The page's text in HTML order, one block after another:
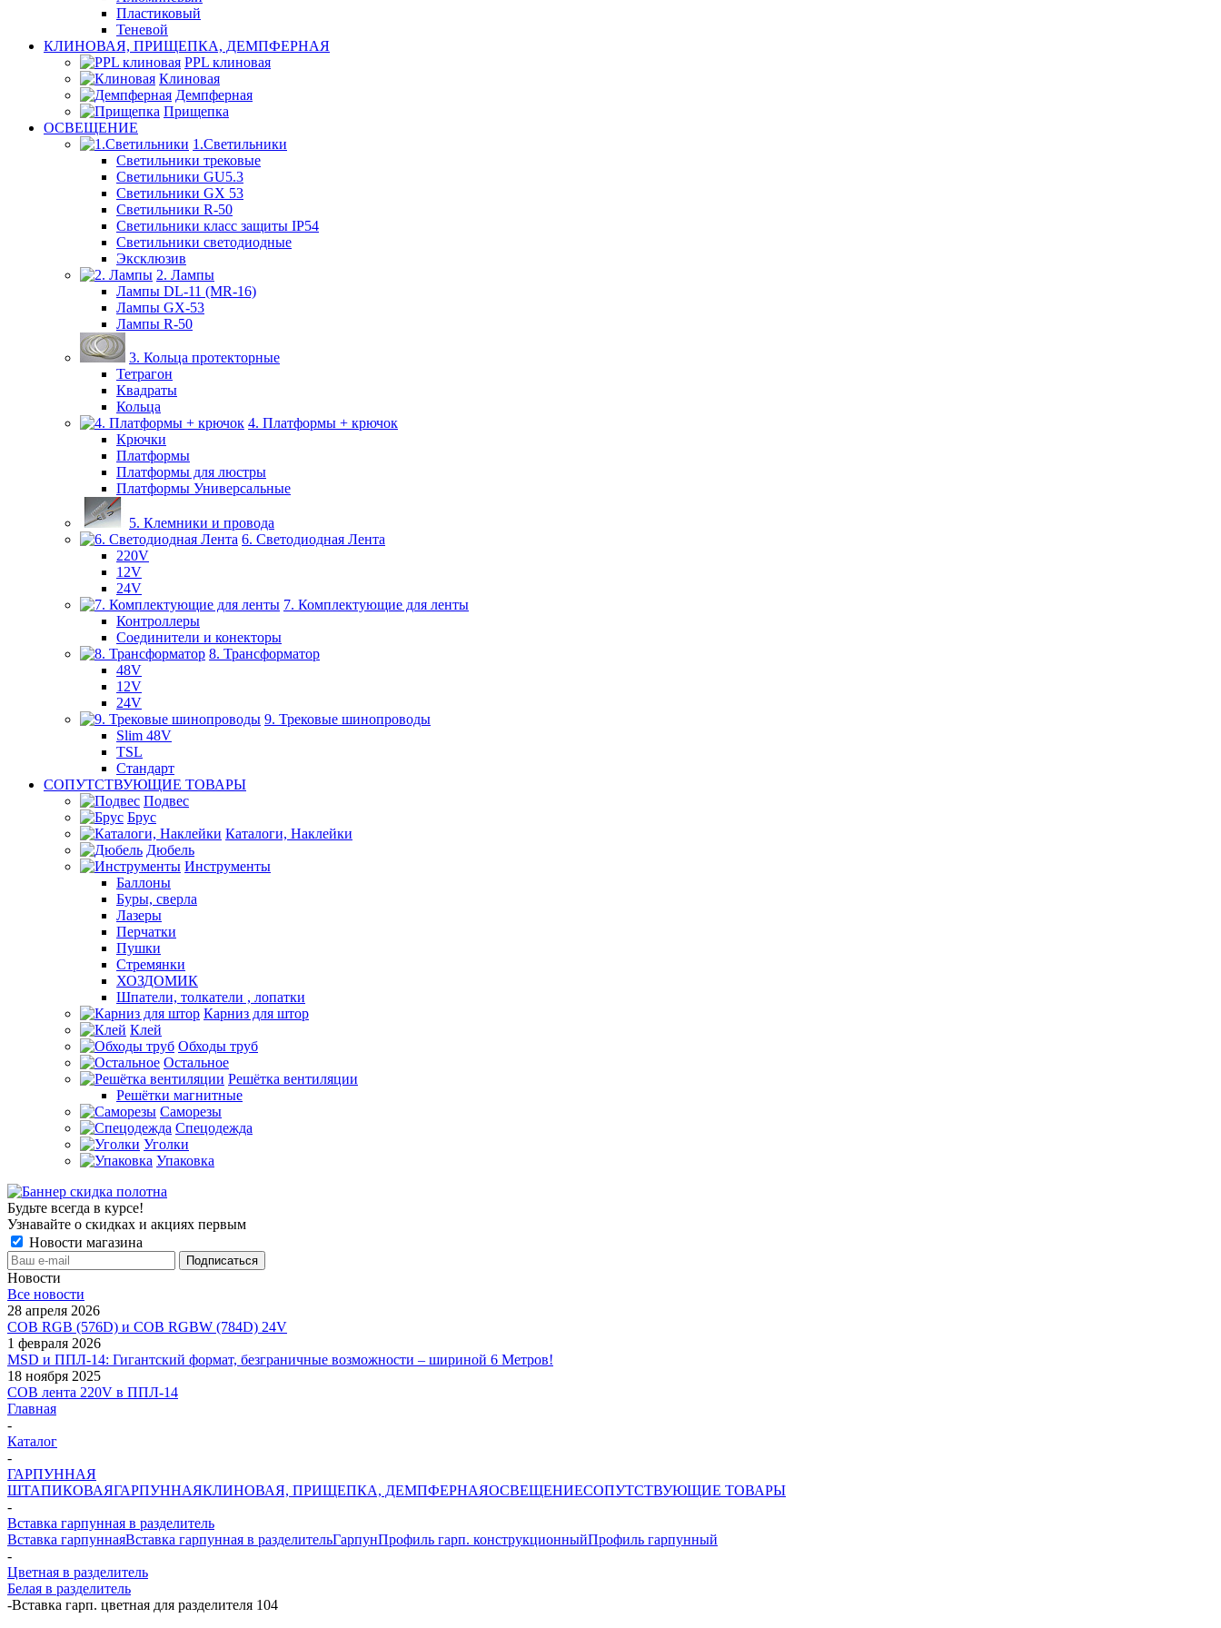
Пластиковый
Теневой
КЛИНОВАЯ, ПРИЩЕПКА, ДЕМПФЕРНАЯ
PPL клиновая
Клиновая
Демпферная
Прищепка
ОСВЕЩЕНИЕ
1.Светильники
Светильники трековые
Светильники GU5.3
Светильники GX 53
Светильники R-50
Светильники класс защиты IP54
Светильники светодиодные
Эксклюзив
2. Лампы
Лампы DL-11 (MR-16)
Лампы GX-53
Лампы R-50
3. Кольца протекторные
Тетрагон
Квадраты
Кольца
4. Платформы + крючок
Крючки
Платформы
Платформы для люстры
Платформы Универсальные
5. Клемники и провода
6. Светодиодная Лента
220V
12V
24V
7. Комплектующие для ленты
Контроллеры
Соединители и конекторы
8. Трансформатор
48V
12V
24V
9. Трековые шинопроводы
Slim 48V
TSL
Стандарт
СОПУТСТВУЮЩИЕ ТОВАРЫ
Подвес
Брус
Каталоги, Наклейки
Дюбель
Инструменты
Баллоны
Буры, сверла
Лазеры
Перчатки
Пушки
Стремянки
ХОЗДОМИК
Шпатели, толкатели , лопатки
Карниз для штор
Клей
Обходы труб
Остальное
Решётка вентиляции
Решётки магнитные
Саморезы
Спецодежда
Уголки
Упаковка
Будьте всегда в курсе!
Узнавайте о скидках и акциях первым
Новости магазина
Новости
Все новости
28 апреля 2026
COB RGB (576D) и COB RGBW (784D) 24V
1 февраля 2026
MSD и ППЛ-14: Гигантский формат, безграничные возможности – шириной 6 Метров!
18 ноября 2025
COB лента 220V в ППЛ-14
Главная
-
Каталог
-
ГАРПУННАЯ
ШТАПИКОВАЯГАРПУННАЯКЛИНОВАЯ, ПРИЩЕПКА, ДЕМПФЕРНАЯОСВЕЩЕНИЕСОПУТСТВУЮЩИЕ ТОВАРЫ
-
Вставка гарпунная в разделитель
Вставка гарпуннаяВставка гарпунная в разделительГарпунПрофиль гарп. конструкционныйПрофиль гарпунный
-
Цветная в разделитель
Белая в разделитель
-Вставка гарп. цветная для разделителя 104